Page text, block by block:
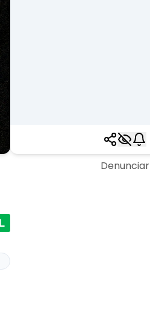
Denunciar